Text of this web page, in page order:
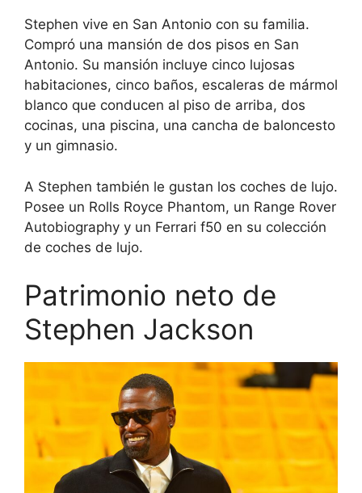
Stephen vive en San Antonio con su familia.
Compró una mansión de dos pisos en San
Antonio. Su mansión incluye cinco lujosas
habitaciones, cinco baños, escaleras de mármol
blanco que conducen al piso de arriba, dos
cocinas, una piscina, una cancha de baloncesto
y un gimnasio.
A Stephen también le gustan los coches de lujo.
Posee un Rolls Royce Phantom, un Range Rover
Autobiography y un Ferrari f50 en su colección
de coches de lujo.
Patrimonio neto de
Stephen Jackson